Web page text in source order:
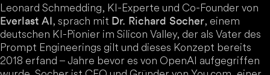
Leonard Schmedding, KI-Experte und Co-Founder von
Everlast AI, sprach mit Dr. Richard Socher, einem
deutschen KI-Pionier im Silicon Valley, der als Vater des
Prompt Engineerings gilt und dieses Konzept bereits
2018 erfand – Jahre bevor es von OpenAI aufgegriffen